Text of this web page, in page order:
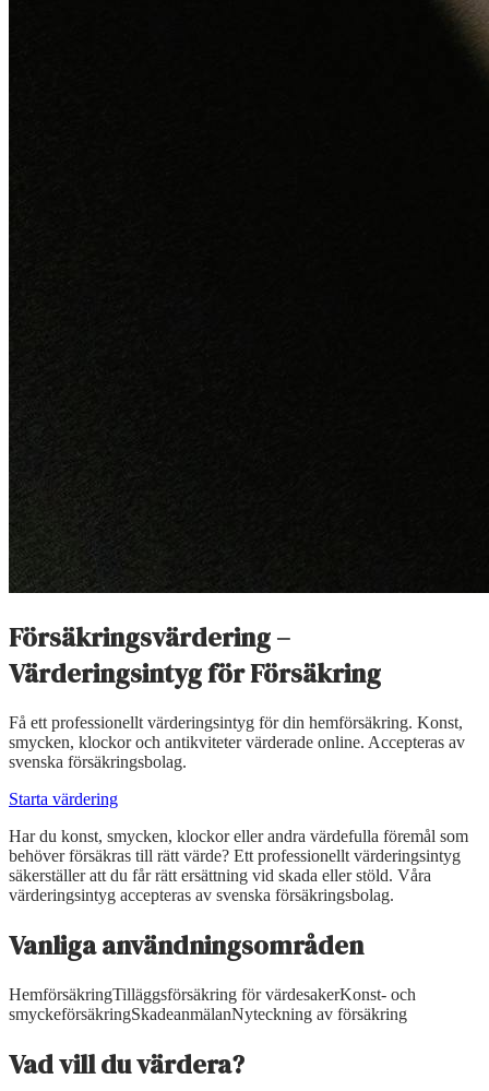
Försäkringsvärdering –
Värderingsintyg för Försäkring
Få ett professionellt värderingsintyg för din hemförsäkring. Konst,
smycken, klockor och antikviteter värderade online. Accepteras av
svenska försäkringsbolag.
Starta värdering
Har du konst, smycken, klockor eller andra värdefulla föremål som
behöver försäkras till rätt värde? Ett professionellt värderingsintyg
säkerställer att du får rätt ersättning vid skada eller stöld. Våra
värderingsintyg accepteras av svenska försäkringsbolag.
Vanliga användningsområden
HemförsäkringTilläggsförsäkring för värdesakerKonst- och
smyckeförsäkringSkadeanmälanNyteckning av försäkring
Vad vill du värdera?